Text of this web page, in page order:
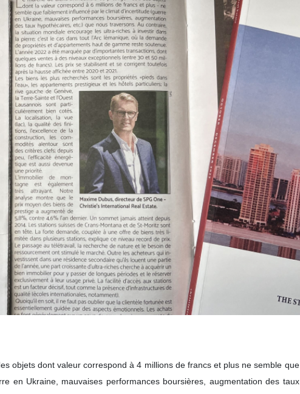
objets dont valeur correspond à 4 millions de francs et plus ne semble que
en Ukraine, mauvaises performances boursières, augmentation des taux